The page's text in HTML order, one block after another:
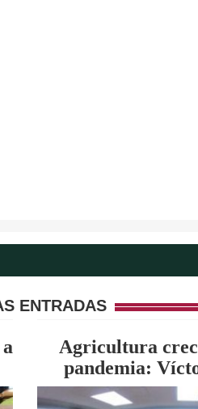
ENTRADAS
Agricultura
pandemia: